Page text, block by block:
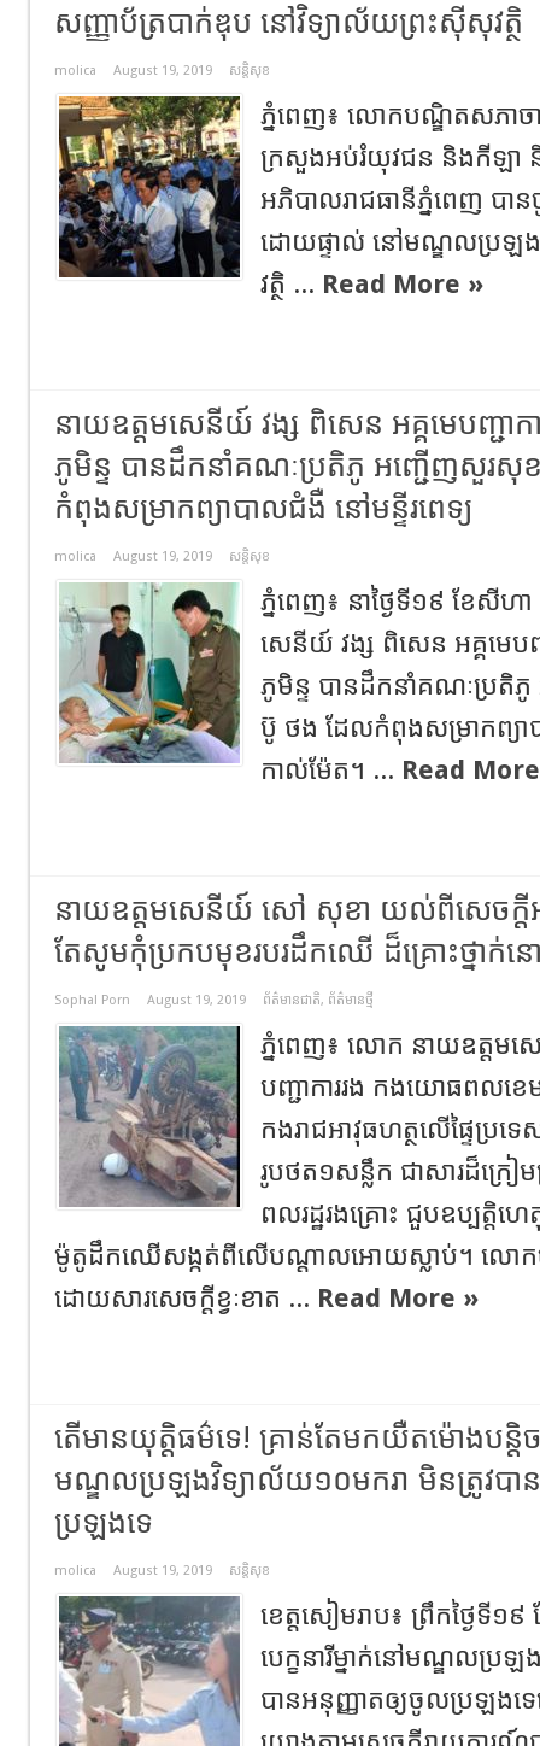
សញ្ញាប័ត្របាក់ឌុប នៅវិទ្យាល័យព្រះស៊ីសុវត្ថិ
molica August 19, 2019 សន្តិសុខ
ភ្នំពេញ៖ លោកបណ្ឌិតសភាចា
ក្រសួងអប់រំយុវជន និងកីឡា
អភិបាលរាជធានីភ្នំពេញ បា
ដោយ​ផ្ទាល់ ​នៅ​មណ្ឌល​​ប្រឡ
វត្ថិ ... Read More »
នាយឧត្តមសេនីយ៍ វង្ស ពិសេន អគ្គមេបញ្ជា
ភូមិន្ទ បានដឹកនាំគណៈប្រតិភូ អញ្ជើញសួរ
កំពុងសម្រាកព្យាបាលជំងឺ នៅមន្ទីរពេទ្យ
molica August 19, 2019 សន្តិសុខ
ភ្នំពេញ៖ នាថ្ងៃទី១៩ ខែសីហ
សេនីយ៍ វង្ស ពិសេន អគ្គមេប
ភូមិន្ទ បានដឹកនាំគណៈប្រតិ
ប៊ូ ថង ដែលកំពុងសម្រាកព្យា
កាល់ម៉ែត។ ... Read
នាយឧត្តមសេនីយ៍ សៅ សុខា យល់ពីសេចក្តីអ
តែសូមកុំប្រកបមុខរបរដឹកឈើ ដ៏គ្រោះថ្នាក់ន
Sophal Porn August 19, 2019 ព័ត៌មានជាតិ, ព័ត៌មានថ្មី
ភ្នំពេញ៖ លោក នាយឧត្តម
បញ្ជាការរង កងយោធពលខេម
កងរាជអាវុធហត្ថលើផ្ទៃប្រទ
រូបថត១សន្លឹក ជាសារដ៏ក្រៀ
ពលរដ្ឋរងគ្រោះ ជួបឧប្បត្តិហ
ម៉ូតូដឹកឈើសង្កត់ពីលើបណ្តាលអោយស្លាប់។ លោកច
ដោយសារសេចក្តីខ្វៈខាត ... Read More »
តើមានយុត្តិធម៌ទេ! គ្រាន់តែមកយឺតម៉ោងបន្ដិច
មណ្ឌលប្រឡងវិទ្យាល័យ១០មករា មិនត្រូវបា
ប្រឡងទេ
molica August 19, 2019 សន្តិសុខ
ខេត្តសៀមរាប៖ ព្រឹកថ្ងៃទី១
បេក្ខនារីម្នាក់នៅមណ្ឌលប្រ
បានអនុញ្ញាតឲ្យចូលប្រឡង